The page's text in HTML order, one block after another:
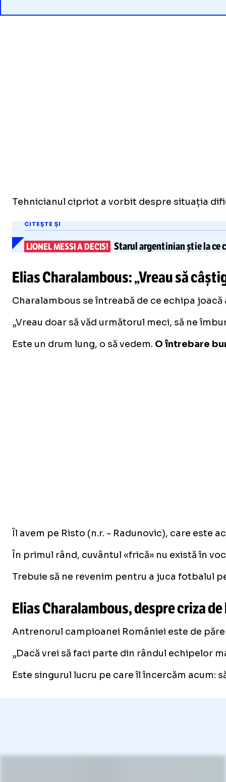
Tehnicianul cipriot a vorbit despre situația
CITEȘTE ȘI
LIONEL MESSI A DECIS! Starul argentinian știe la ce
Elias Charalambous: „Vreau să
Charalambous se întreabă de ce echipa
„Vreau doar să văd următorul meci, să ne
Este un drum lung, o să vedem. O întrebare
Îl avem pe Risto (n.r. - Radunovic), care este
În primul rând, cuvântul «frică» nu există în
Trebuie să ne revenim pentru a juca fotbalul
Elias Charalambous, despre criza
Antrenorul campioanei României este de
„Dacă vrei să faci parte din rândul echipelor
Este singurul lucru pe care îl încercăm acum: